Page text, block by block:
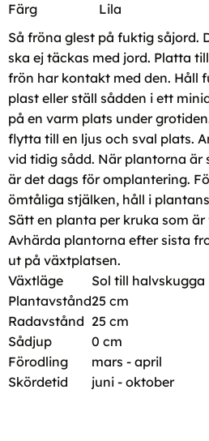
Färg
Lila
Så fröna glest på fuktig såjord.
ska ej täckas med jord. Platta
frön har kontakt med den. Håll
plast eller ställ sådden i ett
på en varm plats under
flytta till en ljus och sval plats.
vid tidig sådd. När plantorna är
är det dags för omplantering.
ömtåliga stjälken, håll i
Sätt en planta per kruka som
Avhärda plantorna efter sista
ut på växtplatsen.
Växtläge
Sol till halvskugga
Plantavstånd25 cm
Radavstånd 25 cm
Sådjup
0 cm
Förodling
mars - april
Skördetid
juni - oktober